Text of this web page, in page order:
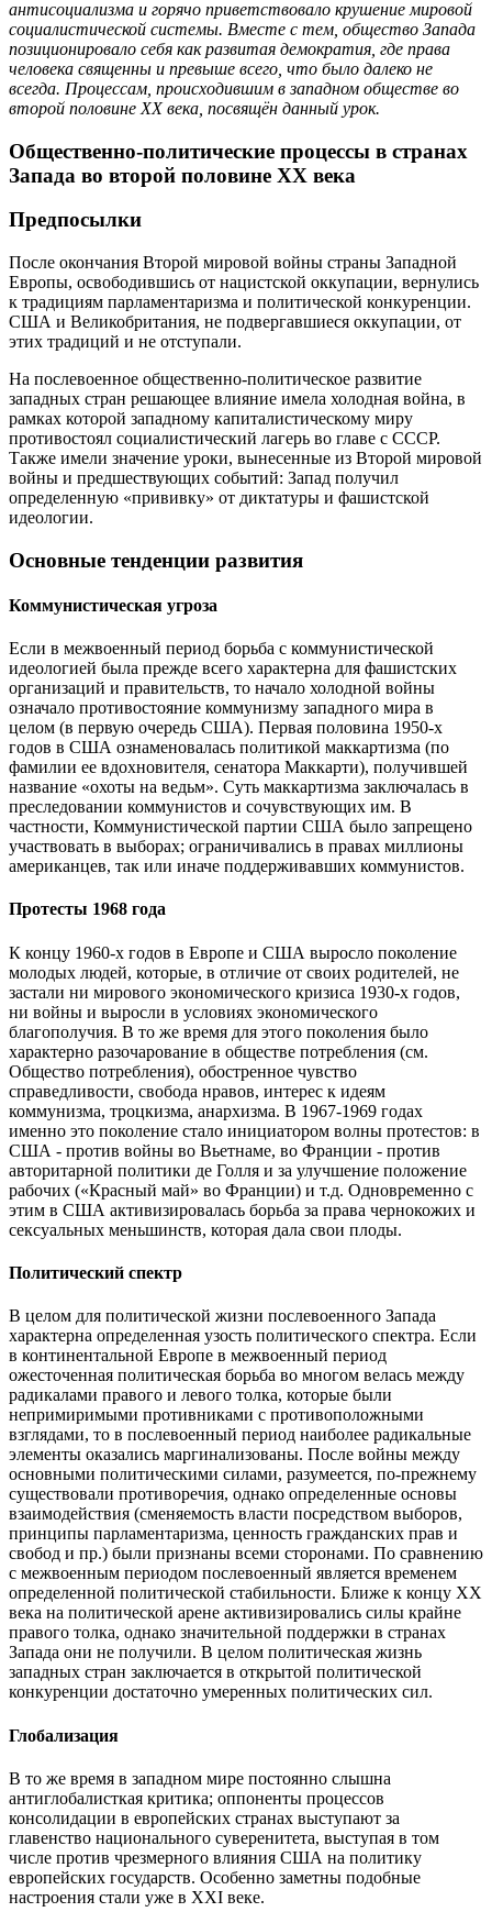
антисоциализма и горячо приветствовало крушение мировой
социалистической системы. Вместе с тем, общество Запада
позиционировало себя как развитая демократия, где права
человека священны и превыше всего, что было далеко не
всегда. Процессам, происходившим в западном обществе во
второй половине ХХ века, посвящён данный урок.
Общественно-политические процессы в странах
Запада во второй половине ХХ века
Предпосылки
После окончания Второй мировой войны страны Западной
Европы, освободившись от нацистской оккупации, вернулись
к традициям парламентаризма и политической конкуренции.
США и Великобритания, не подвергавшиеся оккупации, от
этих традиций и не отступали.
На послевоенное общественно-политическое развитие
западных стран решающее влияние имела холодная война, в
рамках которой западному капиталистическому миру
противостоял социалистический лагерь во главе с СССР.
Также имели значение уроки, вынесенные из Второй мировой
войны и предшествующих событий: Запад получил
определенную «прививку» от диктатуры и фашистской
идеологии.
Основные тенденции развития
Коммунистическая угроза
Если в межвоенный период борьба с коммунистической
идеологией была прежде всего характерна для фашистских
организаций и правительств, то начало холодной войны
означало противостояние коммунизму западного мира в
целом (в первую очередь США). Первая половина 1950-х
годов в США ознаменовалась политикой маккартизма (по
фамилии ее вдохновителя, сенатора Маккарти), получившей
название «охоты на ведьм». Суть маккартизма заключалась в
преследовании коммунистов и сочувствующих им. В
частности, Коммунистической партии США было запрещено
участвовать в выборах; ограничивались в правах миллионы
американцев, так или иначе поддерживавших коммунистов.
Протесты 1968 года
К концу 1960-х годов в Европе и США выросло поколение
молодых людей, которые, в отличие от своих родителей, не
застали ни мирового экономического кризиса 1930-х годов,
ни войны и выросли в условиях экономического
благополучия. В то же время для этого поколения было
характерно разочарование в обществе потребления (см.
Общество потребления), обостренное чувство
справедливости, свобода нравов, интерес к идеям
коммунизма, троцкизма, анархизма. В 1967-1969 годах
именно это поколение стало инициатором волны протестов: в
США - против войны во Вьетнаме, во Франции - против
авторитарной политики де Голля и за улучшение положение
рабочих («Красный май» во Франции) и т.д. Одновременно с
этим в США активизировалась борьба за права чернокожих и
сексуальных меньшинств, которая дала свои плоды.
Политический спектр
В целом для политической жизни послевоенного Запада
характерна определенная узость политического спектра. Если
в континентальной Европе в межвоенный период
ожесточенная политическая борьба во многом велась между
радикалами правого и левого толка, которые были
непримиримыми противниками с противоположными
взглядами, то в послевоенный период наиболее радикальные
элементы оказались маргинализованы. После войны между
основными политическими силами, разумеется, по-прежнему
существовали противоречия, однако определенные основы
взаимодействия (сменяемость власти посредством выборов,
принципы парламентаризма, ценность гражданских прав и
свобод и пр.) были признаны всеми сторонами. По сравнению
с межвоенным периодом послевоенный является временем
определенной политической стабильности. Ближе к концу XX
века на политической арене активизировались силы крайне
правого толка, однако значительной поддержки в странах
Запада они не получили. В целом политическая жизнь
западных стран заключается в открытой политической
конкуренции достаточно умеренных политических сил.
Глобализация
В то же время в западном мире постоянно слышна
антиглобалисткая критика; оппоненты процессов
консолидации в европейских странах выступают за
главенство национального суверенитета, выступая в том
числе против чрезмерного влияния США на политику
европейских государств. Особенно заметны подобные
настроения стали уже в XXI веке.